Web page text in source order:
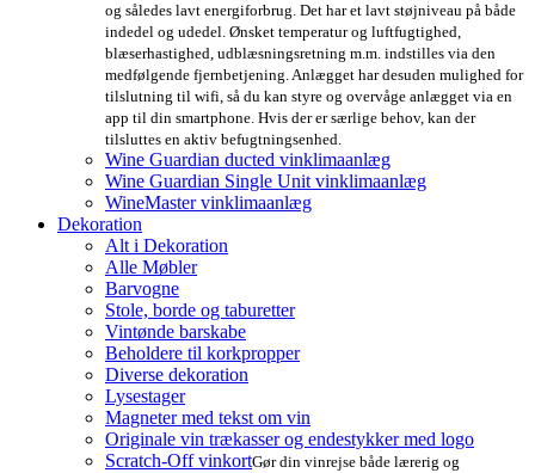
og således lavt energiforbrug. Det har et lavt støjniveau på både
indedel og udedel. Ønsket temperatur og luftfugtighed,
blæserhastighed, udblæsningsretning m.m. indstilles via den
medfølgende fjernbetjening. Anlægget har desuden mulighed for
tilslutning til wifi, så du kan styre og overvåge anlægget via en
app til din smartphone. Hvis der er særlige behov, kan der
tilsluttes en aktiv befugtningsenhed.
Wine Guardian ducted vinklimaanlæg
Wine Guardian Single Unit vinklimaanlæg
WineMaster vinklimaanlæg
Dekoration
Alt i Dekoration
Alle Møbler
Barvogne
Stole, borde og taburetter
Vintønde barskabe
Beholdere til korkpropper
Diverse dekoration
Lysestager
Magneter med tekst om vin
Originale vin trækasser og endestykker med logo
Scratch-Off vinkortGør din vinrejse både lærerig og